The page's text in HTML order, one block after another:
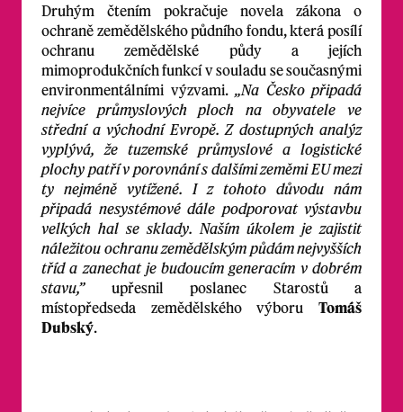
Druhým čtením pokračuje novela zákona o
ochraně zemědělského půdního fondu, která posílí
ochranu zemědělské půdy a jejích
mimoprodukčních funkcí v souladu se současnými
environmentálními výzvami. „Na Česko připadá
nejvíce průmyslových ploch na obyvatele ve
střední a východní Evropě. Z dostupných analýz
vyplývá, že tuzemské průmyslové a logistické
plochy patří v porovnání s dalšími zeměmi EU mezi
ty nejméně vytížené. I z tohoto důvodu nám
připadá nesystémové dále podporovat výstavbu
velkých hal se sklady. Naším úkolem je zajistit
náležitou ochranu zemědělským půdám nejvyšších
tříd a zanechat je budoucím generacím v dobrém
stavu,”upřesnil poslanec Starostů a
místopředseda zemědělského výboru Tomáš
Dubský.